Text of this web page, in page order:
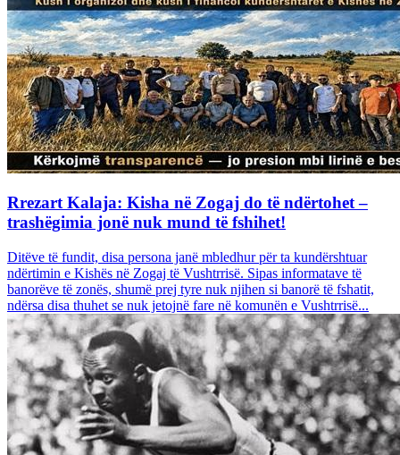
Rrezart Kalaja: Kisha në Zogaj do të ndërtohet –
trashëgimia jonë nuk mund të fshihet!
Ditëve të fundit, disa persona janë mbledhur për ta kundërshtuar
ndërtimin e Kishës në Zogaj të Vushtrrisë. Sipas informatave të
banorëve të zonës, shumë prej tyre nuk njihen si banorë të fshatit,
ndërsa disa thuhet se nuk jetojnë fare në komunën e Vushtrrisë...